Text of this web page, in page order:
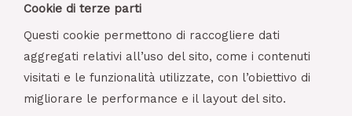
Cookie di terze parti
Questi cookie permettono di raccogliere dati
aggregati relativi all’uso del sito, come i contenuti
visitati e le funzionalità utilizzate, con l’obiettivo di
migliorare le performance e il layout del sito.